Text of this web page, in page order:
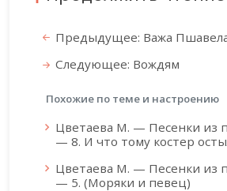
Предыдущее: Важа
Следующее: Вождям
Похожие по теме и настроению
Цветаева М. — Песенки из
— 8. И что тому костер
Цветаева М. — Песенки из
— 5. (Моряки и певец)